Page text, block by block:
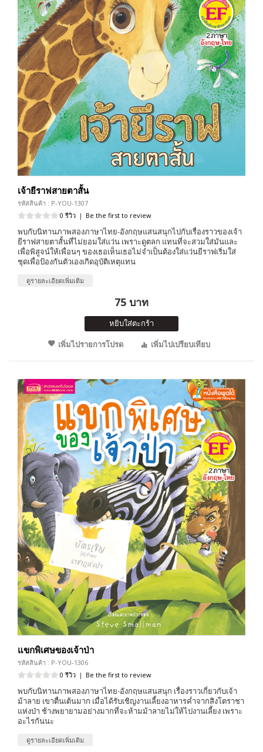
เจ้ายีราฟสายตาสั้น
รหัสสินค้า : P-YOU-1307
0 รีวิว | Be the first to review
พบกับนิทานภาพสองภาษาไทย-อังกฤษแสนสนุกไปกับเรื่องราวของเจ้า
ยีราฟสายตาสั้นที่ไม่ยอมใส่แว่น เพราะดูตลก แทนที่จะสวมใส่มันและ
เพื่อพิสูจน์ให้เพื่อนๆ ของเธอเห็นเธอไม่จำเป็นต้องใส่แว่นยีราฟเริ่มใส่
ชุดเพื่อป้องกันตัวเองเกิดอุบัติเหตุแทน
ดูรายละเอียดเพิ่มเติม
75 บาท
หยิบใส่ตะกร้า
เพิ่มไปรายการโปรด
เพิ่มไปเปรียบเทียบ
แขกพิเศษของเจ้าป่า
รหัสสินค้า : P-YOU-1306
0 รีวิว | Be the first to review
พบกับนิทานภาพสองภาษาไทย-อังกฤษแสนสนุก เรื่องราวเกี่ยวกับเจ้า
ม้าลาย เขาตื่นเต้นมาก เมื่อได้รับเชิญงานเลี้ยงอาหารค่ำจากสิงโตราชา
แห่งป่า ช้างพยายามอย่างมากที่จะห้ามม้าลายไม่ให้ไปงานเลี้ยง เพราะ
อะไรกันนะ
ดูรายละเอียดเพิ่มเติม